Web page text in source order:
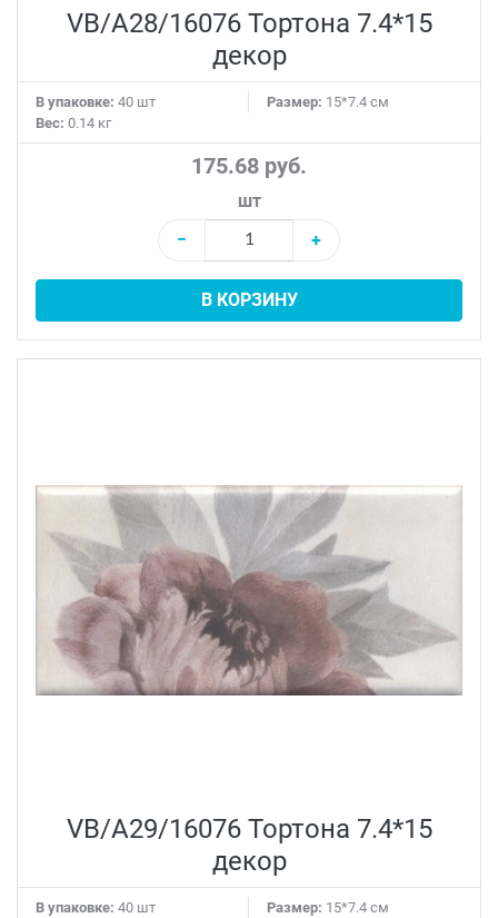
VB/A28/16076 Тортона 7.4*15
декор
В упаковке: 40 шт Размер: 15*7.4 см
Вес: 0.14 кг
175.68 руб.
шт
−
+
В КОРЗИНУ
VB/A29/16076 Тортона 7.4*15
декор
В упаковке: 40 шт Размер: 15*7.4 см